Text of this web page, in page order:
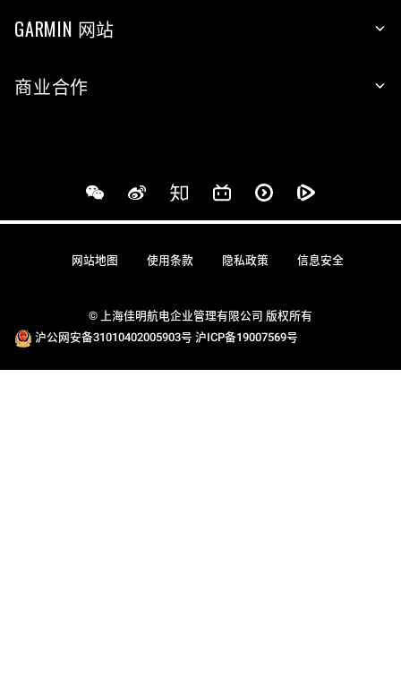
GARMIN 网站
商业合作
© 上海佳明航电企业管理有限公司 版权所有
沪公网安备31010402005903号 沪ICP备19007569号
网站地图 使用条款 隐私政策 信息安全